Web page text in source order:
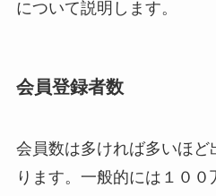
について説明します。
会員登録者数
会員数は多ければ多いほど
ります。一般的には１０